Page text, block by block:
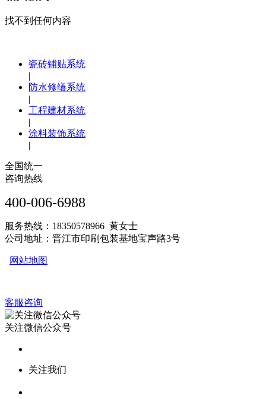
找不到任何内容
瓷砖铺贴系统
|
防水修缮系统
|
工程建材系统
|
涂料装饰系统
|
全国统一
咨询热线
400-006-6988
服务热线：18350578966 黄女士
公司地址：晋江市印刷包装基地宝声路3号
网站地图
客服咨询
关注微信公众号
关注我们